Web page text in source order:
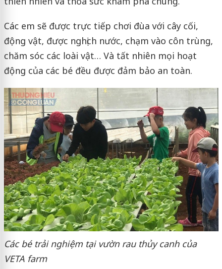
Các em sẽ được trực tiếp chơi đùa với cây cối,
động vật, được nghịch nước, chạm vào côn trùng,
chăm sóc các loài vật… Và tất nhiên mọi hoạt
động của các bé đều được đảm bảo an toàn.
Các bé trải nghiệm tại vườn rau thủy canh của
VETA farm